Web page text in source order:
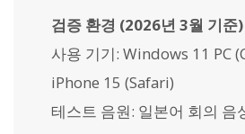
검증 환경 (2026년 3월 기준)
사용 기기: Windows 11 PC
iPhone 15 (Safari)
테스트 음원: 일본어 회의 음